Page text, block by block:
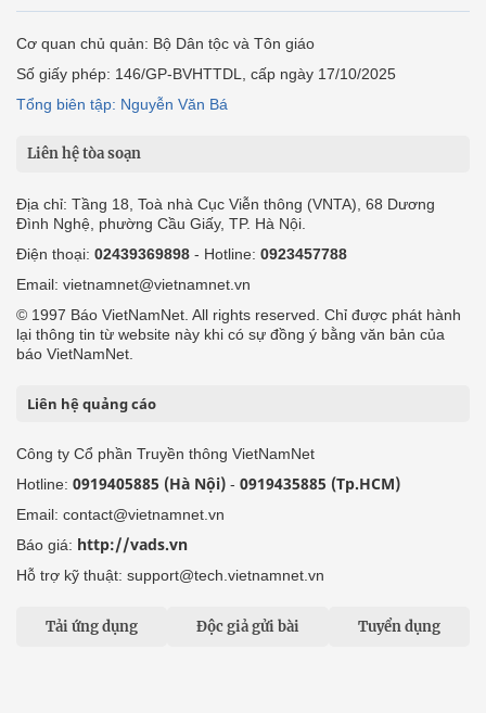
Cơ quan chủ quản: Bộ Dân tộc và Tôn giáo
Số giấy phép: 146/GP-BVHTTDL, cấp ngày 17/10/2025
Tổng biên tập: Nguyễn Văn Bá
Liên hệ tòa soạn
Địa chỉ: Tầng 18, Toà nhà Cục Viễn thông (VNTA), 68 Dương
Đình Nghệ, phường Cầu Giấy, TP. Hà Nội.
Điện thoại: 02439369898 - Hotline: 0923457788
Email: vietnamnet@vietnamnet.vn
© 1997 Báo VietNamNet. All rights reserved. Chỉ được phát hành
lại thông tin từ website này khi có sự đồng ý bằng văn bản của
báo VietNamNet.
Liên hệ quảng cáo
Công ty Cổ phần Truyền thông VietNamNet
Hotline: 0919405885 (Hà Nội) - 0919435885 (Tp.HCM)
Email: contact@vietnamnet.vn
Báo giá: http://vads.vn
Hỗ trợ kỹ thuật: support@tech.vietnamnet.vn
Tải ứng dụng Độc giả gửi bài Tuyển dụng